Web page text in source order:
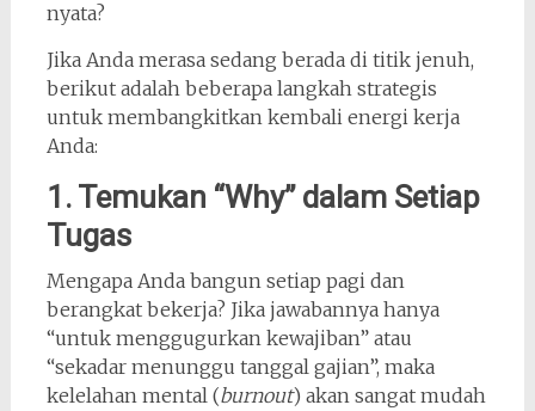
nyata?
Jika Anda merasa sedang berada di titik jenuh,
berikut adalah beberapa langkah strategis
untuk membangkitkan kembali energi kerja
Anda:
1. Temukan “Why” dalam Setiap
Tugas
Mengapa Anda bangun setiap pagi dan
berangkat bekerja? Jika jawabannya hanya
“untuk menggugurkan kewajiban” atau
“sekadar menunggu tanggal gajian”, maka
kelelahan mental (burnout) akan sangat mudah